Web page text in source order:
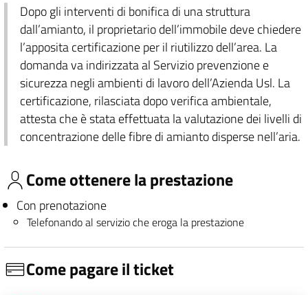
Dopo gli interventi di bonifica di una struttura
dall’amianto, il proprietario dell’immobile deve chiedere
l’apposita certificazione per il riutilizzo dell’area. La
domanda va indirizzata al Servizio prevenzione e
sicurezza negli ambienti di lavoro dell’Azienda Usl. La
certificazione, rilasciata dopo verifica ambientale,
attesta che è stata effettuata la valutazione dei livelli di
concentrazione delle fibre di amianto disperse nell’aria.
Come ottenere la prestazione
Con prenotazione
Telefonando al servizio che eroga la prestazione
Come pagare il ticket